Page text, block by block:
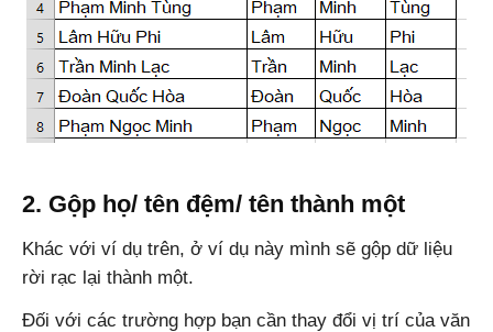
2. Gộp họ/ tên đệm/ tên thành một
Khác với ví dụ trên, ở ví dụ này mình sẽ gộp dữ liệu
rời rạc lại thành một.
Đối với các trường hợp bạn cần thay đổi vị trí của văn